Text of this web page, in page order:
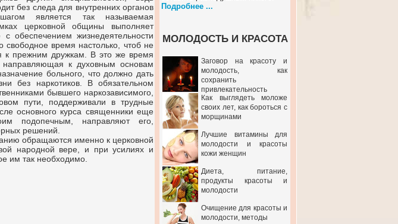
без следа для внутренних органов
является так называемая
церковной общины выполняет
обеспечением жизнедеятельности
свободное время настолько, чтоб не
к прежним дружкам. В это же время
направляющая к духовным основам
больного, что должно дать
без наркотиков. В обязательном
бывшего наркозависимого,
пути, поддерживали в трудные
основного курса священники еще
подопечным, направляют его,
решений.
обращаются именно к церковной
народной вере, и при усилиях и
им так необходимо.
Подробнее ...
МОЛОДОСТЬ И КРАСОТА
Заговор на красоту и
молодость, как
сохранить
привлекательность
Как выглядеть моложе
своих лет, как бороться с
морщинами
Лучшие витамины для
молодости и красоты
кожи женщин
Диета, питание,
продукты красоты и
молодости
Очищение для красоты и
молодости, методы